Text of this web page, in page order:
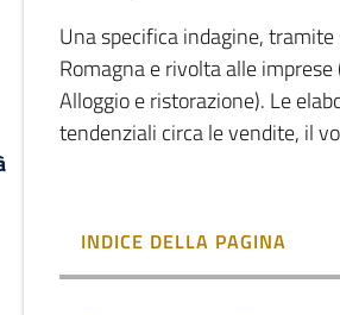
Una specifica indagine,
Romagna e rivolta alle
Alloggio e ristorazione). Le
tendenziali circa le vendite, il
INDICE DELLA PAGINA